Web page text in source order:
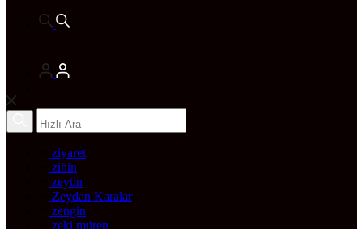
ziyaret
zihin
zeytin
Zeydan Karalar
zengin
zeki müren